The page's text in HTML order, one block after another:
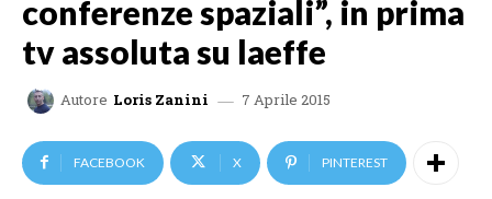
conferenze spaziali”, in prima
tv assoluta su laeffe
Autore Loris Zanini 7 Aprile 2015
FACEBOOK X PINTEREST